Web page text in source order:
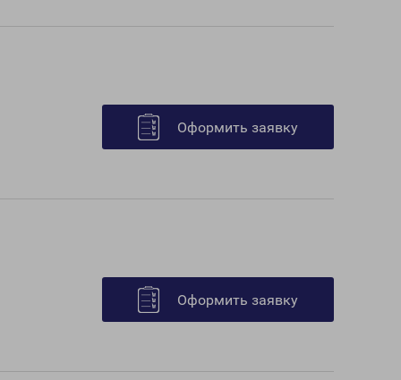
Оформить заявку
Оформить заявку